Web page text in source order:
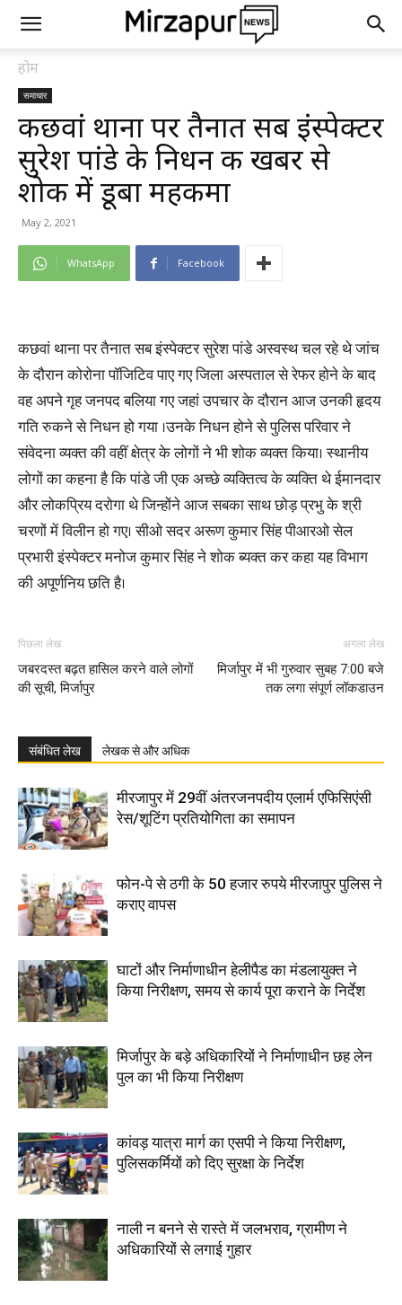
होम
समाचार
कछवां थाना पर तैनात सब इंस्पेक्टर
सुरेश पांडे के निधन की खबर से
शोक में डूबा महकमा
May 2, 2021
WhatsApp Facebook
कछवां थाना पर तैनात सब इंस्पेक्टर सुरेश पांडे अस्वस्थ चल रहे थे जांच
के दौरान कोरोना पॉजिटिव पाए गए जिला अस्पताल से रेफर होने के बाद
वह अपने गृह जनपद बलिया गए जहां उपचार के दौरान आज उनकी हृदय
गति रुकने से निधन हो गया ।उनके निधन होने से पुलिस परिवार ने
संवेदना व्यक्त की वहीं क्षेत्र के लोगों ने भी शोक व्यक्त किया। स्थानीय
लोगों का कहना है कि पांडे जी एक अच्छे व्यक्तित्व के व्यक्ति थे ईमानदार
और लोकप्रिय दरोगा थे जिन्होंने आज सबका साथ छोड़ प्रभु के श्री
चरणों में विलीन हो गए। सीओ सदर अरूण कुमार सिंह पीआरओ सेल
प्रभारी इंस्पेक्टर मनोज कुमार सिंह ने शोक ब्यक्त कर कहा यह विभाग
की अपूर्णनिय छति है।
पिछला लेख
जबरदस्त बढ़त हासिल करने वाले लोगों
की सूची, मिर्जापुर
अगला लेख
मिर्जापुर में भी गुरुवार सुबह 7:00 बजे
तक लगा संपूर्ण लॉकडाउन
संबंधित लेख लेखक से और अधिक
मीरजापुर में 29वीं अंतरजनपदीय एलार्म एफिसिएंसी
रेस/शूटिंग प्रतियोगिता का समापन
फोन-पे से ठगी के 50 हजार रुपये मीरजापुर पुलिस ने
कराए वापस
घाटों और निर्माणाधीन हेलीपैड का मंडलायुक्त ने
किया निरीक्षण, समय से कार्य पूरा कराने के निर्देश
मिर्जापुर के बड़े अधिकारियों ने निर्माणाधीन छह लेन
पुल का भी किया निरीक्षण
कांवड़ यात्रा मार्ग का एसपी ने किया निरीक्षण,
पुलिसकर्मियों को दिए सुरक्षा के निर्देश
नाली न बनने से रास्ते में जलभराव, ग्रामीण ने
अधिकारियों से लगाई गुहार